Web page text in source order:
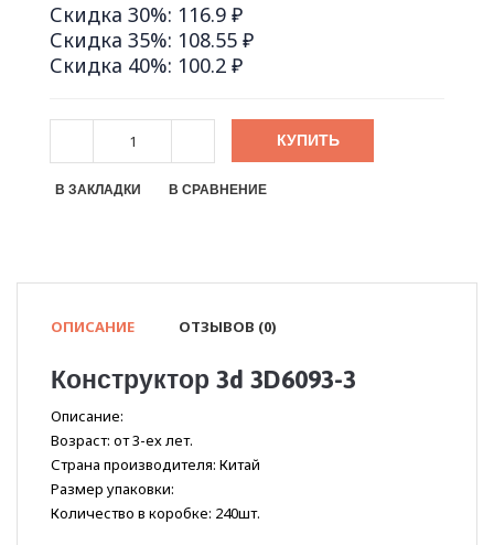
Скидка 30%: 116.9 ₽
Скидка 35%: 108.55 ₽
Скидка 40%: 100.2 ₽
КУПИТЬ
В ЗАКЛАДКИ В СРАВНЕНИЕ
ОПИСАНИЕ ОТЗЫВОВ (0)
Конструктор 3d 3D6093-3
Описание:
Возраст: от 3-ех лет.
Страна производителя: Китай
Размер упаковки:
Количество в коробке: 240шт.